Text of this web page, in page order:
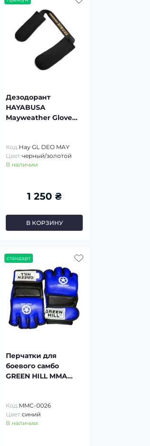
Дезодорант
HAYABUSA
Mayweather Glove
Код:Hay GL DEO MAY
Цвет:черный/золотой
В наличии
1 250 ₴
В КОРЗИНУ
стандарт
Перчатки для
боевого самбо
GREEN HILL MMA
Код:MMC-0026
Цвет:синий
В наличии